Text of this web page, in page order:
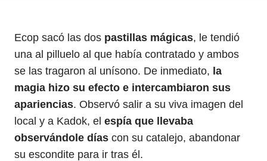
Ecop sacó las dos pastillas mágicas, le tendió
una al pilluelo al que había contratado y ambos
se las tragaron al unísono. De inmediato, la
magia hizo su efecto e intercambiaron sus
apariencias. Observó salir a su viva imagen del
local y a Kadok, el espía que llevaba
observándole días con su catalejo, abandonar
su escondite para ir tras él.